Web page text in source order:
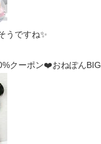
うですね✨
クーポン❤️おねぽんBIG